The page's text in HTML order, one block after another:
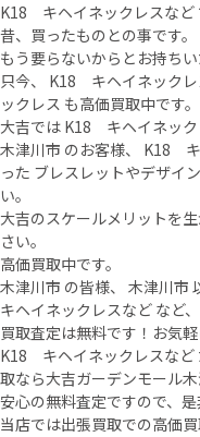
K18 キヘイネックレスなど
昔、買ったものとの事です。
もう要らないからとお持ちい
只今、 K18 キヘイネックレ
ックレス も高価買取中です。
大吉では K18 キヘイネック
木津川市 のお客様、 K18
った ブレスレットやデザイ
い。
大吉のスケールメリットを
さい。
高価買取中です。
木津川市 の皆様、 木津川市
キヘイネックレスなど など
買取査定は無料です！お気
K18 キヘイネックレスなど
取なら大吉ガーデンモール
安心の無料査定ですので、
当店では出張買取での高価買